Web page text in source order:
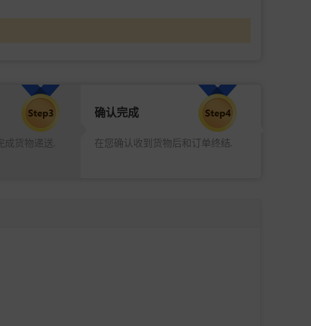
货物递送.
确认完成
在您确认收到货物后和订单终结.